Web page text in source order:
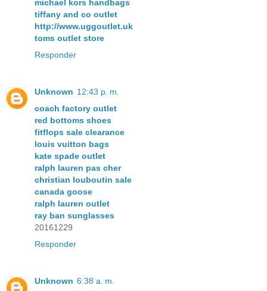
michael kors handbags
tiffany and co outlet
http://www.uggoutlet.uk
toms outlet store
Responder
Unknown 12:43 p. m.
coach factory outlet
red bottoms shoes
fitflops sale clearance
louis vuitton bags
kate spade outlet
ralph lauren pas cher
christian louboutin sale
canada goose
ralph lauren outlet
ray ban sunglasses
20161229
Responder
Unknown 6:38 a. m.